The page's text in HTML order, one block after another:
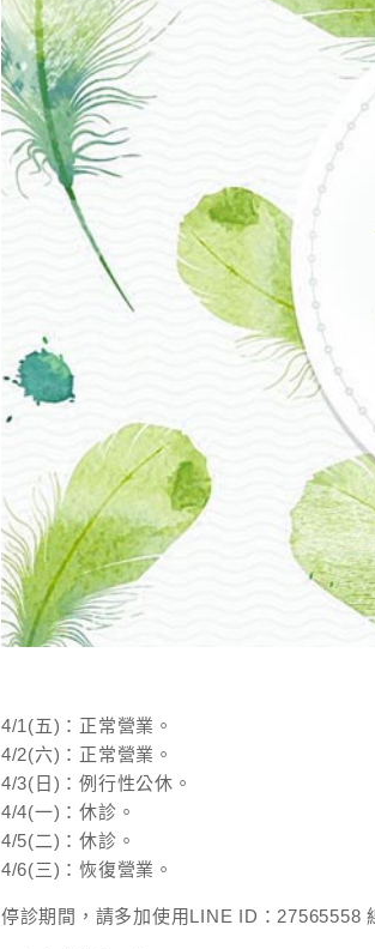
4/1(五)：正常營業。
4/2(六)：正常營業。
4/3(日)：例行性公休。
4/4(一)：休診。
4/5(二)：休診。
4/6(三)：恢復營業。
停診期間，請多加使用LINE ID：27565558